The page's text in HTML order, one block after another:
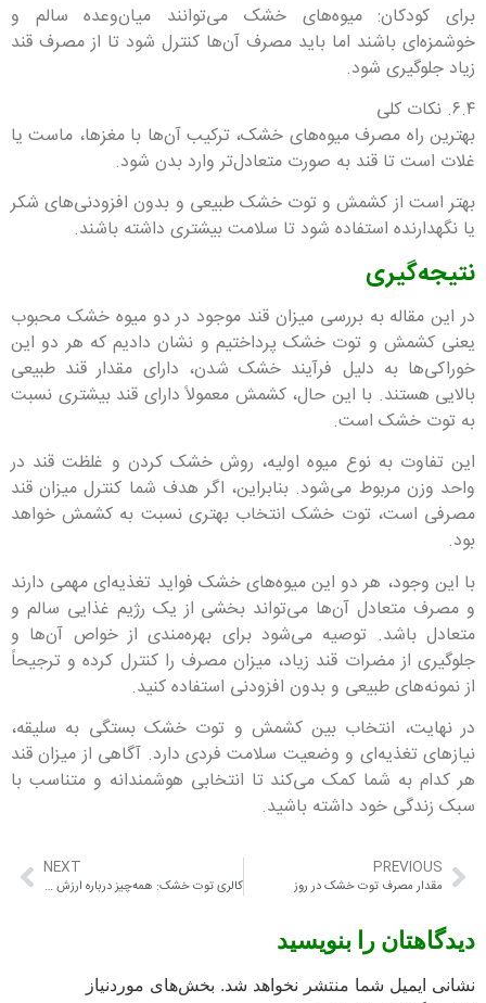
برای کودکان: میوه‌های خشک می‌توانند میان‌وعده سالم و
خوشمزه‌ای باشند اما باید مصرف آن‌ها کنترل شود تا از مصرف قند
زیاد جلوگیری شود.
۶.۴. نکات کلی
بهترین راه مصرف میوه‌های خشک، ترکیب آن‌ها با مغزها، ماست یا
غلات است تا قند به صورت متعادل‌تر وارد بدن شود.
بهتر است از کشمش و توت خشک طبیعی و بدون افزودنی‌های شکر
یا نگهدارنده استفاده شود تا سلامت بیشتری داشته باشند.
نتیجه‌گیری
در این مقاله به بررسی میزان قند موجود در دو میوه خشک محبوب
یعنی کشمش و توت خشک پرداختیم و نشان دادیم که هر دو این
خوراکی‌ها به دلیل فرآیند خشک شدن، دارای مقدار قند طبیعی
بالایی هستند. با این حال، کشمش معمولاً دارای قند بیشتری نسبت
به توت خشک است.
این تفاوت به نوع میوه اولیه، روش خشک کردن و غلظت قند در
واحد وزن مربوط می‌شود. بنابراین، اگر هدف شما کنترل میزان قند
مصرفی است، توت خشک انتخاب بهتری نسبت به کشمش خواهد
بود.
با این وجود، هر دو این میوه‌های خشک فواید تغذیه‌ای مهمی دارند
و مصرف متعادل آن‌ها می‌تواند بخشی از یک رژیم غذایی سالم و
متعادل باشد. توصیه می‌شود برای بهره‌مندی از خواص آن‌ها و
جلوگیری از مضرات قند زیاد، میزان مصرف را کنترل کرده و ترجیحاً
از نمونه‌های طبیعی و بدون افزودنی استفاده کنید.
در نهایت، انتخاب بین کشمش و توت خشک بستگی به سلیقه،
نیازهای تغذیه‌ای و وضعیت سلامت فردی دارد. آگاهی از میزان قند
هر کدام به شما کمک می‌کند تا انتخابی هوشمندانه و متناسب با
سبک زندگی خود داشته باشید.
PREVIOUS
مقدار مصرف توت خشک در روز
NEXT
کالری توت خشک: همه‌چیز درباره ارزش غذایی و فواید آن
دیدگاهتان را بنویسید
نشانی ایمیل شما منتشر نخواهد شد. بخش‌های موردنیاز